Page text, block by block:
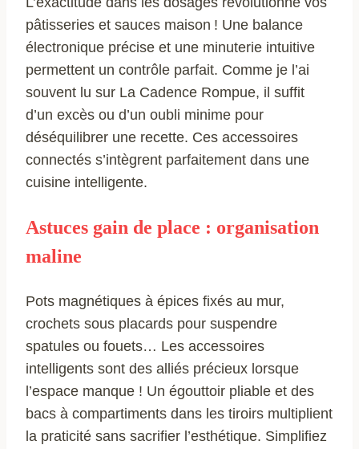
pâtisseries et sauces maison ! Une balance
électronique précise et une minuterie intuitive
permettent un contrôle parfait. Comme je l’ai
souvent lu sur La Cadence Rompue, il suffit
d’un excès ou d’un oubli minime pour
déséquilibrer une recette. Ces accessoires
connectés s’intègrent parfaitement dans une
cuisine intelligente.
Astuces gain de place : organisation
maline
Pots magnétiques à épices fixés au mur,
crochets sous placards pour suspendre
spatules ou fouets… Les accessoires
intelligents sont des alliés précieux lorsque
l’espace manque ! Un égouttoir pliable et des
bacs à compartiments dans les tiroirs multiplient
la praticité sans sacrifier l’esthétique. Simplifiez